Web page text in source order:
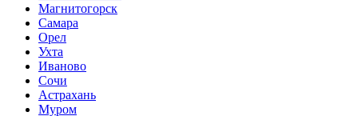
Магнитогорск
Самара
Орел
Ухта
Иваново
Сочи
Астрахань
Муром